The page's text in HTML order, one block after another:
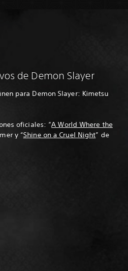
de Demon Slayer
para Demon Slayer: Kimetsu
oficiales: “A World Where the
y “Shine on a Cruel Night” de